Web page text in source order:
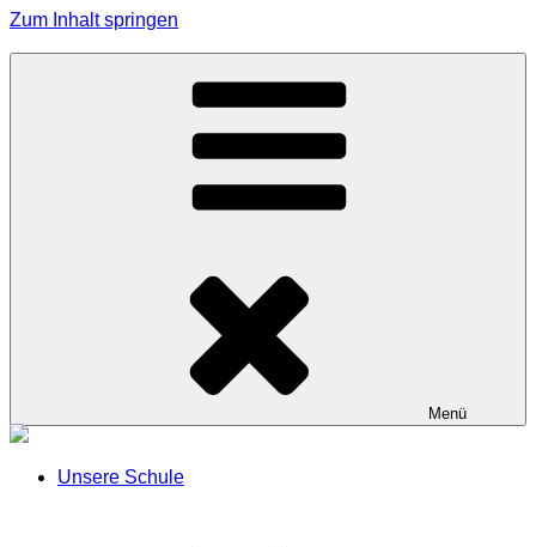
Zum Inhalt springen
Grundschule Effeltrich
Menü
Unsere Schule